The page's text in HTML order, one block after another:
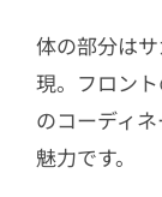
体の部分は
現。フロン
のコーディ
魅力です。